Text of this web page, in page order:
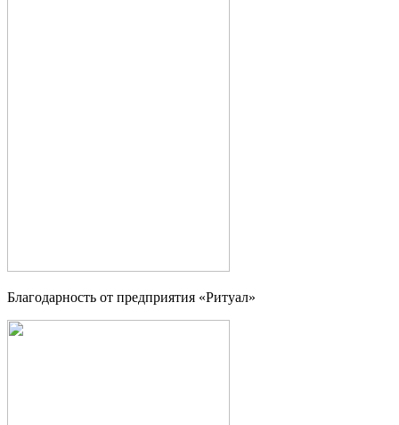
Благодарность от предприятия «Ритуал»